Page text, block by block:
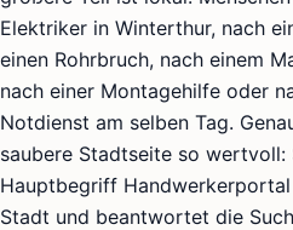
Elektriker in Winterthur, nach
einen Rohrbruch, nach einem
nach einer Montagehilfe oder
Notdienst am selben Tag.
saubere Stadtseite so wertvoll:
Hauptbegriff
Stadt und beantwortet die